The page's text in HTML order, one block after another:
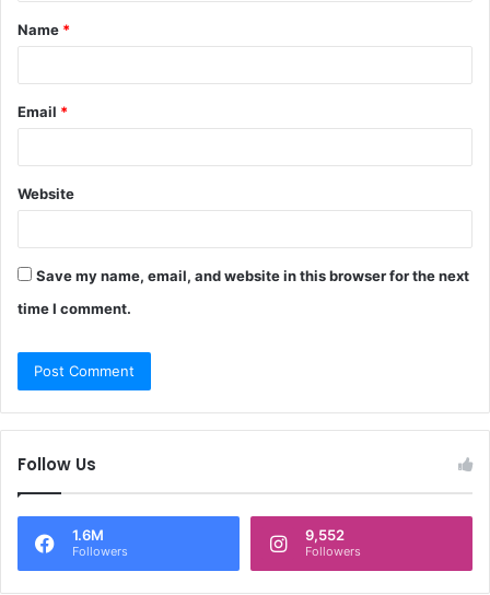
*
Name *
Email *
Website
Save my name, email, and website in this browser for the next
time I comment.
Follow Us
1.6M
Followers
9,552
Followers